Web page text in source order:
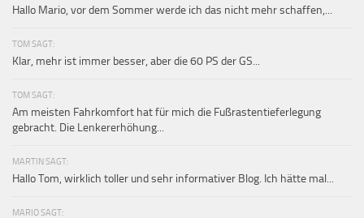
Hallo Mario, vor dem Sommer werde ich das nicht mehr schaffen,...
TOM SAGT:
Klar, mehr ist immer besser, aber die 60 PS der GS...
TOM SAGT:
Am meisten Fahrkomfort hat für mich die Fußrastentieferlegung
gebracht. Die Lenkererhöhung...
MARTIN SAGT:
Hallo Tom, wirklich toller und sehr informativer Blog. Ich hätte mal...
MARIO SAGT: